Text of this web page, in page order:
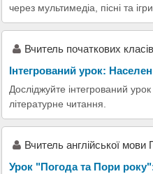
через мультимедіа, пісні та ігри.
Вчитель початкових
Інтегрований урок:
Досліджуйте інтегрований
літературне читання.
Вчитель англійської мови
Урок "Погода та Пори